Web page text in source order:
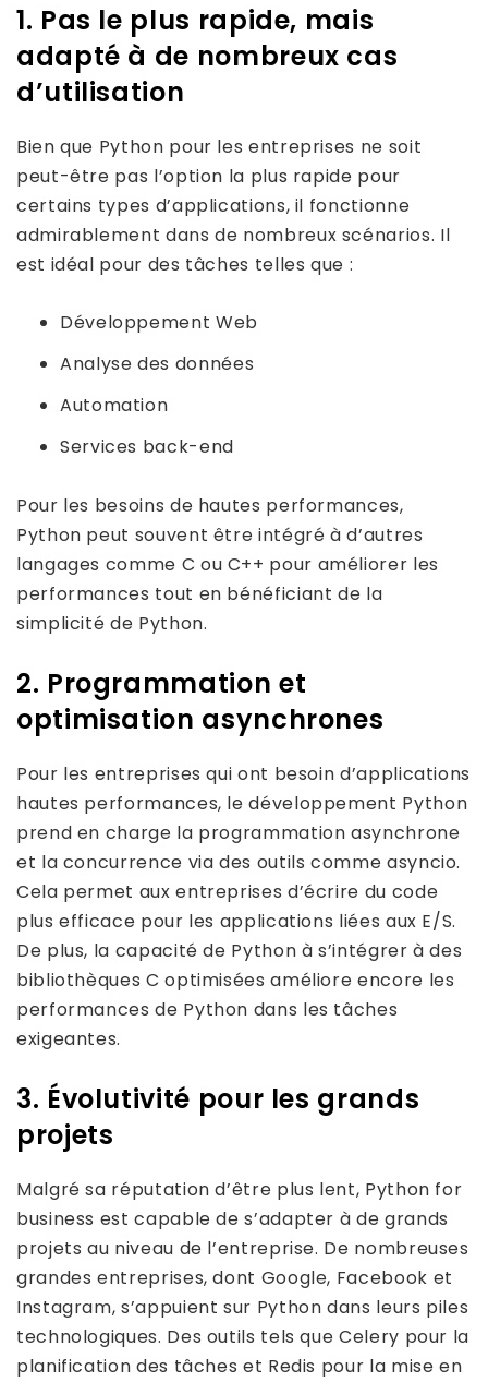
1. Pas le plus rapide, mais
adapté à de nombreux cas
d’utilisation
Bien que Python pour les entreprises ne soit
peut-être pas l’option la plus rapide pour
certains types d’applications, il fonctionne
admirablement dans de nombreux scénarios. Il
est idéal pour des tâches telles que :
Développement Web
Analyse des données
Automation
Services back-end
Pour les besoins de hautes performances,
Python peut souvent être intégré à d’autres
langages comme C ou C++ pour améliorer les
performances tout en bénéficiant de la
simplicité de Python.
2. Programmation et
optimisation asynchrones
Pour les entreprises qui ont besoin d’applications
hautes performances, le développement Python
prend en charge la programmation asynchrone
et la concurrence via des outils comme asyncio.
Cela permet aux entreprises d’écrire du code
plus efficace pour les applications liées aux E/S.
De plus, la capacité de Python à s’intégrer à des
bibliothèques C optimisées améliore encore les
performances de Python dans les tâches
exigeantes.
3. Évolutivité pour les grands
projets
Malgré sa réputation d’être plus lent, Python for
business est capable de s’adapter à de grands
projets au niveau de l’entreprise. De nombreuses
grandes entreprises, dont Google, Facebook et
Instagram, s’appuient sur Python dans leurs piles
technologiques. Des outils tels que Celery pour la
planification des tâches et Redis pour la mise en